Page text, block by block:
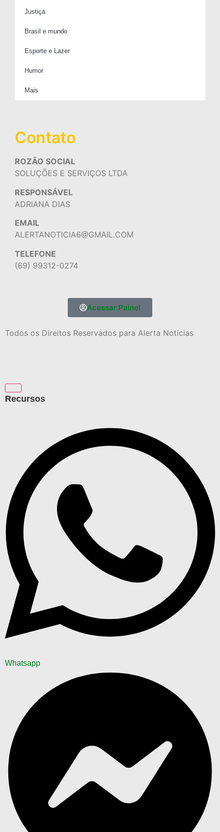
Justiça
Brasil e mundo
Esporte e Lazer
Humor
Mais
Contato
ROZÃO SOCIAL
SOLUÇÕES E SERVIÇOS LTDA
RESPONSÁVEL
ADRIANA DIAS
EMAIL
ALERTANOTICIA6@GMAIL.COM
TELEFONE
(69) 99312-0274
Acessar Painel
Todos os Direitos Reservados para Alerta Notícias
Recursos
Whatsapp